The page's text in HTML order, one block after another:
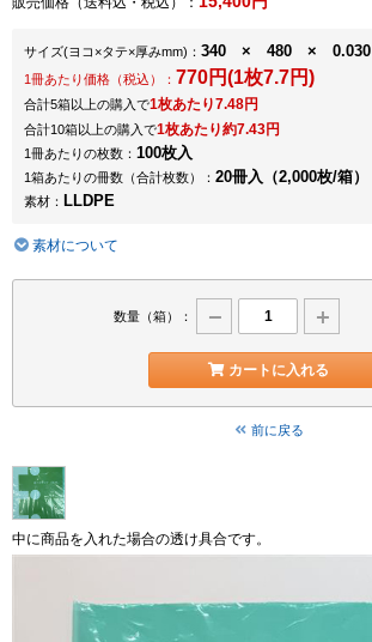
サイズ(ヨコ×タテ×厚みmm) ： 340 × 480 × 0.030
1冊あたり価格（税込）： 770円(1枚7.7円)
合計5箱以上の購入で1枚あたり7.48円
合計10箱以上の購入で1枚あたり約7.43円
1冊あたりの枚数： 100枚入
1箱あたりの冊数（合計枚数）： 20冊入（2,000枚/箱）
素材： LLDPE
素材について
中に商品を入れた場合の透け具合です。
数量（箱）：
カートに入れる
前に戻る